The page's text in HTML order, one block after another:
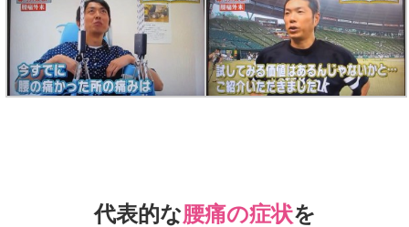
代表的な腰痛の症状を